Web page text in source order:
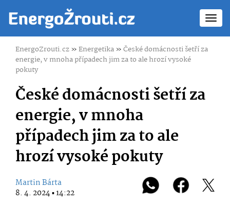
EnergoZrouti.cz»Energetika»České domácnosti šetří za
energie, v mnoha případech jim za to ale hrozí vysoké
pokuty
České domácnosti šetří za
energie, v mnoha
případech jim za to ale
hrozí vysoké pokuty
Martin Bárta
8. 4. 2024 ▪ 14:22